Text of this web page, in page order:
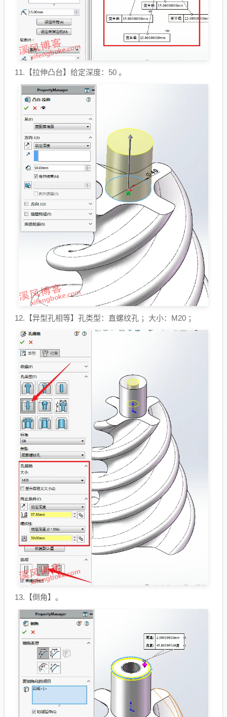
11.【拉伸凸台】给定深度：50 。
12.【异型孔相等】孔类型：直螺纹孔 ；大小：M20 ；
13.【倒角】。